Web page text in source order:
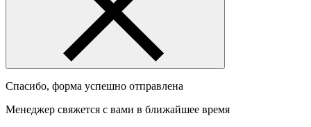
Спасибо, форма успешно отправлена
Менеджер свяжется с вами в ближайшее время